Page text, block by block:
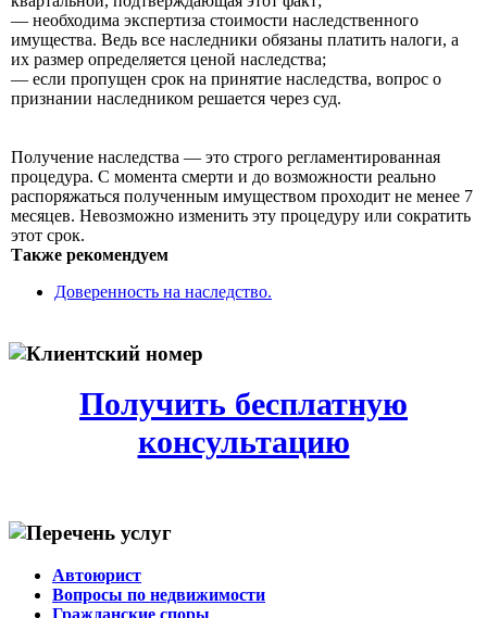
— необходима экспертиза стоимости наследственного
имущества. Ведь все наследники обязаны платить налоги, а
их размер определяется ценой наследства;
— если пропущен срок на принятие наследства, вопрос о
признании наследником решается через суд.
Получение наследства — это строго регламентированная
процедура. С момента смерти и до возможности реально
распоряжаться полученным имуществом проходит не менее 7
месяцев. Невозможно изменить эту процедуру или сократить
этот срок.
Также рекомендуем
Доверенность на наследство.
Получить бесплатную
консультацию
Автоюрист
Вопросы по недвижимости
Гражданские споры